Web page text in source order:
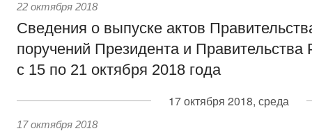
22 октября 2018
Сведения о выпуске актов
поручений Президента и Правительства
с 15 по 21 октября 2018 года
17 октября 2018, среда
17 октября 2018